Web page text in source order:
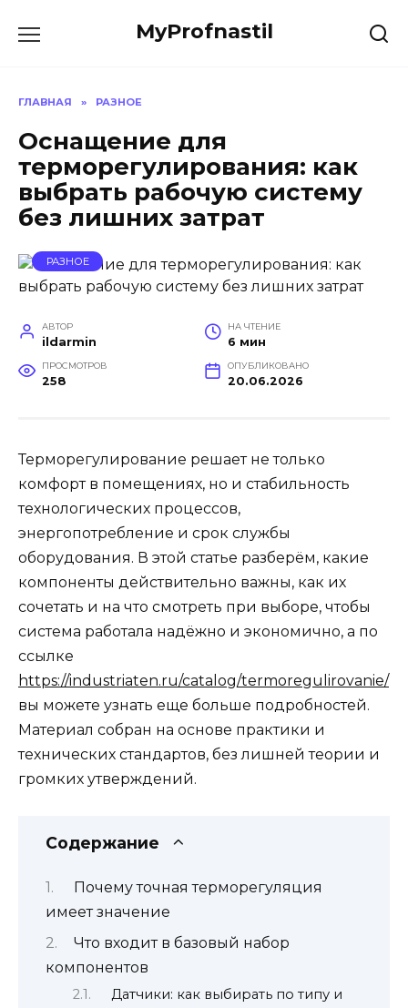
MyProfnastil
ГЛАВНАЯ » РАЗНОЕ
Оснащение для
терморегулирования: как
выбрать рабочую систему
без лишних затрат
РАЗНОЕ
АВТОР
ildarmin
НА ЧТЕНИЕ
6 мин
ПРОСМОТРОВ
258
ОПУБЛИКОВАНО
20.06.2026
Терморегулирование решает не только
комфорт в помещениях, но и стабильность
технологических процессов,
энергопотребление и срок службы
оборудования. В этой статье разберём, какие
компоненты действительно важны, как их
сочетать и на что смотреть при выборе, чтобы
система работала надёжно и экономично, а по
ссылке
https://industriaten.ru/catalog/termoregulirovanie/
вы можете узнать еще больше подробностей.
Материал собран на основе практики и
технических стандартов, без лишней теории и
громких утверждений.
Содержание
Почему точная терморегуляция
имеет значение
Что входит в базовый набор
компонентов
Датчики: как выбирать по типу и